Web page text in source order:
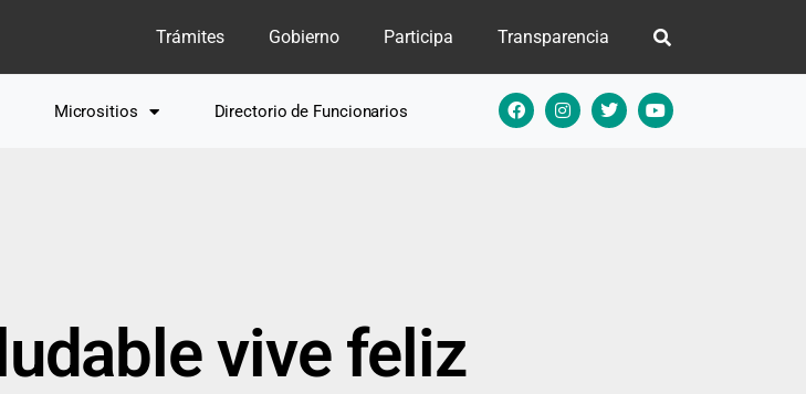
Trámites Gobierno Participa Transparencia
Micrositios Directorio de Funcionarios
vive feliz